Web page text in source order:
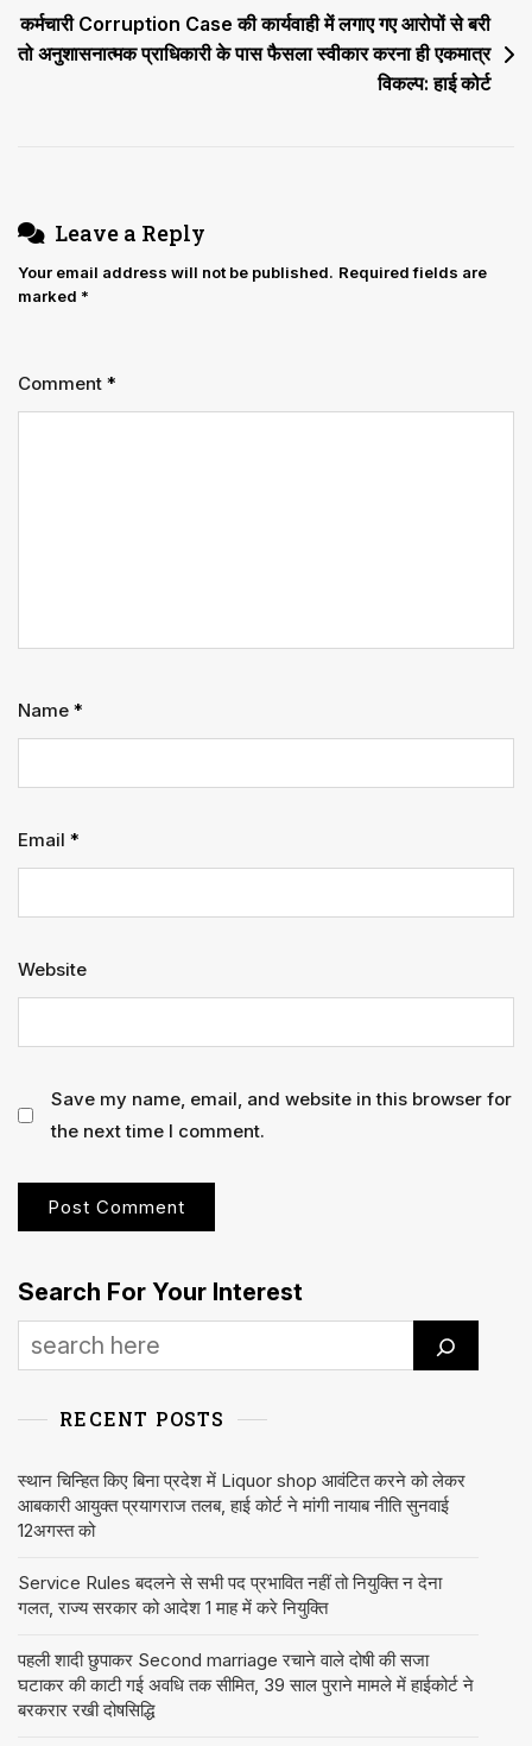
गया
जाती’
कर्मचारी Corruption Case की कार्यवाही में लगाए गए आरोपों से बरी
तो अनुशासनात्मक प्राधिकारी के पास फैसला स्वीकार करना ही एकमात्र
विकल्प: हाई कोर्ट
Leave a Reply
Your email address will not be published. Required fields are
marked *
Comment *
Name *
Email *
Website
Save my name, email, and website in this browser for
the next time I comment.
Search For Your Interest
RECENT POSTS
स्थान चिन्हित किए बिना प्रदेश में Liquor shop आवंटित करने को लेकर
आबकारी आयुक्त प्रयागराज तलब, हाई कोर्ट ने मांगी नायाब नीति सुनवाई
12अगस्त को
Service Rules बदलने से सभी पद प्रभावित नहीं तो नियुक्ति न देना
गलत, राज्य सरकार को आदेश 1 माह में करे नियुक्ति
पहली शादी छुपाकर Second marriage रचाने वाले दोषी की सजा
घटाकर की काटी गई अवधि तक सीमित, 39 साल पुराने मामले में हाईकोर्ट ने
बरकरार रखी दोषसिद्धि